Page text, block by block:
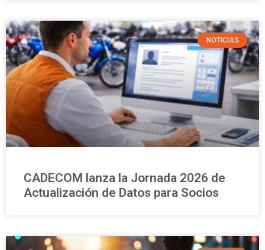
NOTICIAS
CADECOM lanza la Jornada 2026 de
Actualización de Datos para Socios